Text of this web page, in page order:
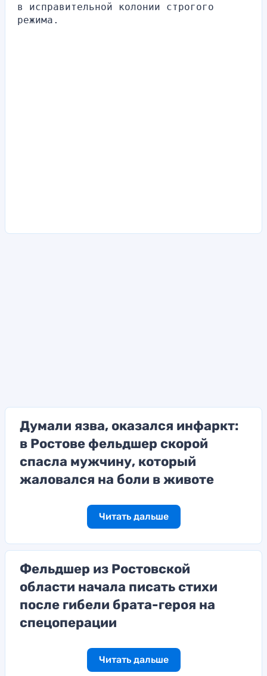
в исправительной колонии строгого
режима.
Думали язва, оказался инфаркт:
в Ростове фельдшер скорой
спасла мужчину, который
жаловался на боли в животе
Читать дальше
Фельдшер из Ростовской
области начала писать стихи
после гибели брата-героя на
спецоперации
Читать дальше